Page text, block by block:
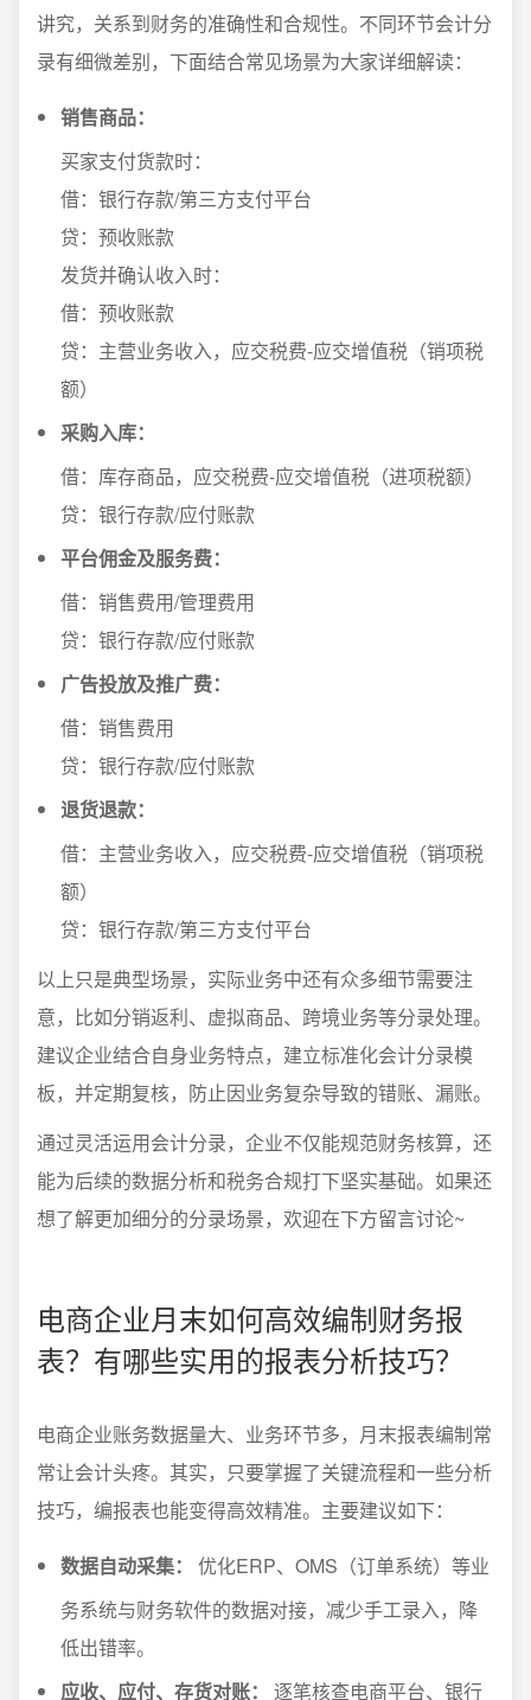
讲究，关系到财务的准确性和合规性。不同环节会计分
录有细微差别，下面结合常见场景为大家详细解读：
销售商品：
买家支付货款时：
借：银行存款/第三方支付平台
贷：预收账款
发货并确认收入时：
借：预收账款
贷：主营业务收入，应交税费-应交增值税（销项税
额）
采购入库：
借：库存商品，应交税费-应交增值税（进项税额）
贷：银行存款/应付账款
平台佣金及服务费：
借：销售费用/管理费用
贷：银行存款/应付账款
广告投放及推广费：
借：销售费用
贷：银行存款/应付账款
退货退款：
借：主营业务收入，应交税费-应交增值税（销项税
额）
贷：银行存款/第三方支付平台
以上只是典型场景，实际业务中还有众多细节需要注
意，比如分销返利、虚拟商品、跨境业务等分录处理。
建议企业结合自身业务特点，建立标准化会计分录模
板，并定期复核，防止因业务复杂导致的错账、漏账。
通过灵活运用会计分录，企业不仅能规范财务核算，还
能为后续的数据分析和税务合规打下坚实基础。如果还
想了解更加细分的分录场景，欢迎在下方留言讨论~
电商企业月末如何高效编制财务报
表？有哪些实用的报表分析技巧？
电商企业账务数据量大、业务环节多，月末报表编制常
常让会计头疼。其实，只要掌握了关键流程和一些分析
技巧，编报表也能变得高效精准。主要建议如下：
数据自动采集：
优化ERP、OMS（订单系统）等业
务系统与财务软件的数据对接，减少手工录入，降
低出错率。
应收、应付、存货对账：
逐笔核查电商平台、银行